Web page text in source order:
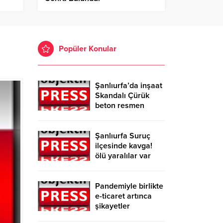
Popüler Konular
Şanlıurfa’da inşaat
Skandalı Çürük
beton resmen
Şanlıurfa Suruç
ilçesinde kavga!
ölü yaralılar var
Pandemiyle birlikte
e-ticaret artınca
şikayetler